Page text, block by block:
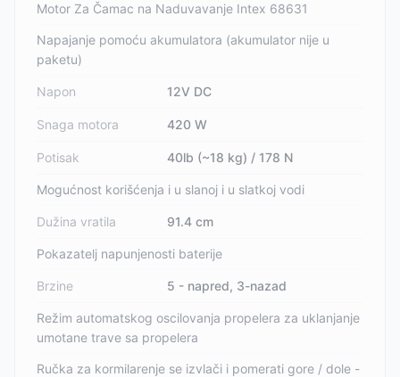
Motor Za Čamac na Naduvavanje Intex 68631
Napajanje pomoću akumulatora (akumulator nije u
paketu)
Napon 12V DC
Snaga motora 420 W
Potisak 40lb (~18 kg) / 178 N
Mogućnost korišćenja i u slanoj i u slatkoj vodi
Dužina vratila 91.4 cm
Pokazatelj napunjenosti baterije
Brzine 5 - napred, 3-nazad
Režim automatskog oscilovanja propelera za uklanjanje
umotane trave sa propelera
Ručka za kormilarenje se izvlači i pomerati gore / dole -